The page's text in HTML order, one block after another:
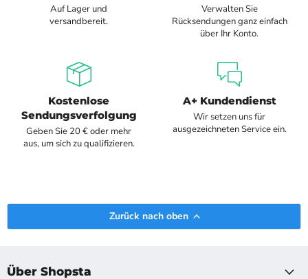
Auf Lager und
versandbereit.
Verwalten Sie
Rücksendungen ganz einfach
über Ihr Konto.
Kostenlose
Sendungsverfolgung
Geben Sie 20 € oder mehr
aus, um sich zu qualifizieren.
A+ Kundendienst
Wir setzen uns für
ausgezeichneten Service ein.
Zurück nach oben
Über Shopsta